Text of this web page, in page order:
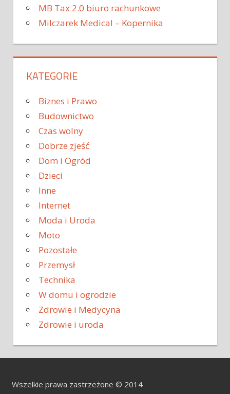
MB Tax 2.0 biuro rachunkowe
Milczarek Medical – Kopernika
KATEGORIE
Biznes i Prawo
Budownictwo
Czas wolny
Dobrze zjeść
Dom i Ogród
Dzieci
Inne
Internet
Moda i Uroda
Moto
Pozostałe
Przemysł
Technika
W domu i ogrodzie
Zdrowie i Medycyna
Zdrowie i uroda
Wszelkie prawa zastrzeżone © 2014